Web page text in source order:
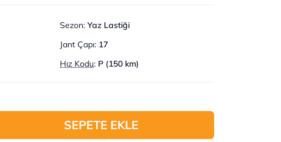
Sezon: Yaz Lastiği
Jant Çapı: 17
Hız Kodu: P (150 km)
SEPETE EKLE